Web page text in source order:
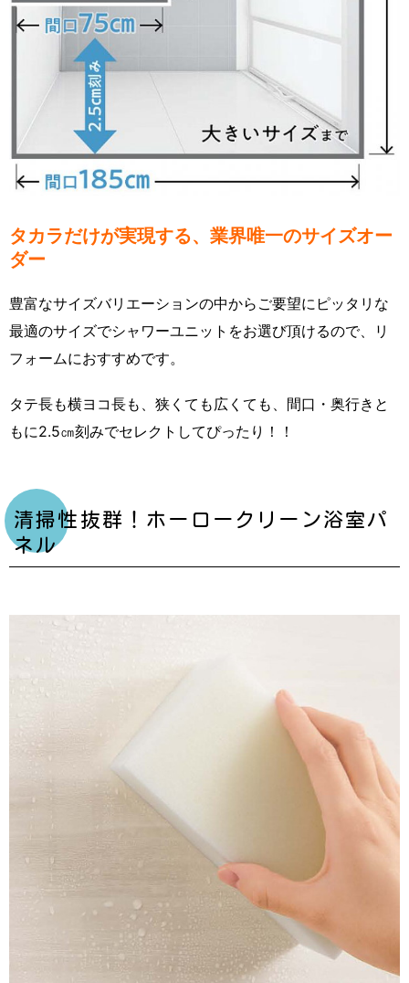
タカラだけが実現する、業界唯一のサイズオー
ダー
豊富なサイズバリエーションの中からご要望にピッタリな
最適のサイズでシャワーユニットをお選び頂けるので、リ
フォームにおすすめです。
タテ長も横ヨコ長も、狭くても広くても、間口・奥行きと
もに2.5㎝刻みでセレクトしてぴったり！！
清掃性抜群！ホーロークリーン浴室パ
ネル